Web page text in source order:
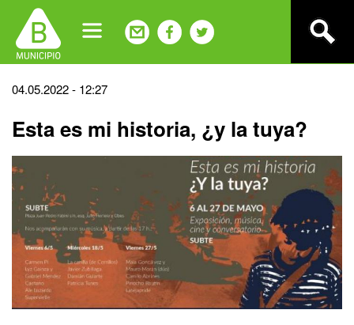
navigation
Back
top
04.05.2022 - 12:27
Esta es mi historia, ¿y la tuya?